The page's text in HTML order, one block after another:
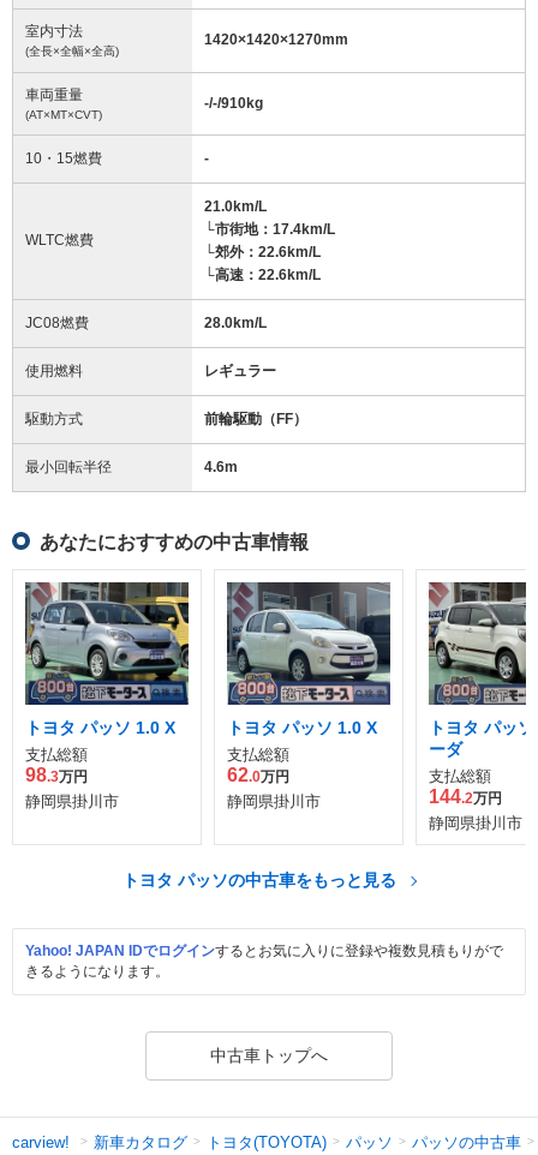
室内寸法
(全長×全幅×全高)
1420×1420×1270mm
車両重量
(AT×MT×CVT)
-/-/910kg
10・15燃費 -
WLTC燃費
21.0km/L
└市街地：17.4km/L
└郊外：22.6km/L
└高速：22.6km/L
JC08燃費 28.0km/L
使用燃料 レギュラー
駆動方式 前輪駆動（FF）
最小回転半径 4.6m
あなたにおすすめの中古車情報
トヨタ パッソ 1.0 X
支払総額
98.3万円
静岡県掛川市
トヨタ パッソ 1.0 X
支払総額
62.0万円
静岡県掛川市
トヨタ パッ
ーダ
支払総額
144.2万円
静岡県掛川市
トヨタ パッソの中古車をもっと見る
Yahoo! JAPAN IDでログインするとお気に入りに登録や複数見積もりがで
きるようになります。
中古車トップへ
carview! 新車カタログ トヨタ(TOYOTA) パッソ パッソの中古車